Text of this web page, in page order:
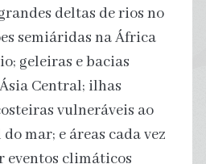
deltas de rios no
semiáridas na África
geleiras e bacias
Central; ilhas
vulneráveis ao
mar; e áreas cada vez
eventos climáticos